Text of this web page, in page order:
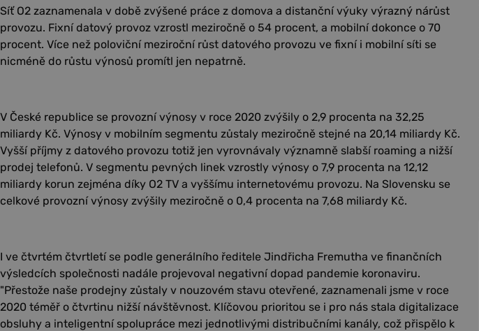
Síť O2 zaznamenala v době zvýšené práce z domova a distanční výuky výrazný nárůst
provozu. Fixní datový provoz vzrostl meziročně o 54 procent, a mobilní dokonce o 70
procent. Více než poloviční meziroční růst datového provozu ve fixní i mobilní síti se
nicméně do růstu výnosů promítl jen nepatrně.
V České republice se provozní výnosy v roce 2020 zvýšily o 2,9 procenta na 32,25
miliardy Kč. Výnosy v mobilním segmentu zůstaly meziročně stejné na 20,14 miliardy Kč.
Vyšší příjmy z datového provozu totiž jen vyrovnávaly významně slabší roaming a nižší
prodej telefonů. V segmentu pevných linek vzrostly výnosy o 7,9 procenta na 12,12
miliardy korun zejména díky O2 TV a vyššímu internetovému provozu. Na Slovensku se
celkové provozní výnosy zvýšily meziročně o 0,4 procenta na 7,68 miliardy Kč.
I ve čtvrtém čtvrtletí se podle generálního ředitele Jindřicha Fremutha ve finančních
výsledcích společnosti nadále projevoval negativní dopad pandemie koronaviru.
"Přestože naše prodejny zůstaly v nouzovém stavu otevřené, zaznamenali jsme v roce
2020 téměř o čtvrtinu nižší návštěvnost. Klíčovou prioritou se i pro nás stala digitalizace
obsluhy a inteligentní spolupráce mezi jednotlivými distribučními kanály, což přispělo k